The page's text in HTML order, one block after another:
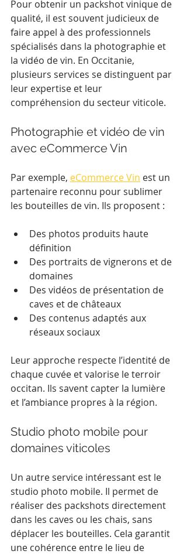
Pour obtenir un packshot vinique de
qualité, il est souvent judicieux de
faire appel à des professionnels
spécialisés dans la photographie et
la vidéo de vin. En Occitanie,
plusieurs services se distinguent par
leur expertise et leur
compréhension du secteur viticole.
Photographie et vidéo de vin
avec eCommerce Vin
Par exemple, eCommerce Vin est un
partenaire reconnu pour sublimer
les bouteilles de vin. Ils proposent :
Des photos produits haute
définition
Des portraits de vignerons et de
domaines
Des vidéos de présentation de
caves et de châteaux
Des contenus adaptés aux
réseaux sociaux
Leur approche respecte l’identité de
chaque cuvée et valorise le terroir
occitan. Ils savent capter la lumière
et l’ambiance propres à la région.
Studio photo mobile pour
domaines viticoles
Un autre service intéressant est le
studio photo mobile. Il permet de
réaliser des packshots directement
dans les caves ou les chais, sans
déplacer les bouteilles. Cela garantit
une cohérence entre le lieu de